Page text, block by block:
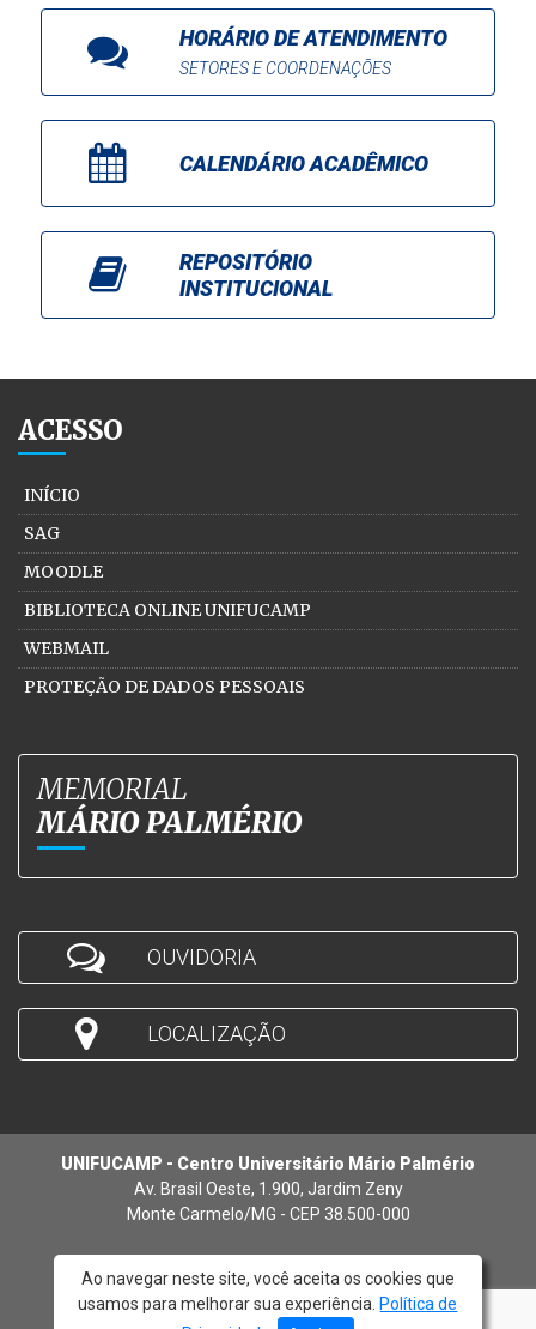
HORÁRIO DE ATENDIMENTO
SETORES E COORDENAÇÕES
CALENDÁRIO ACADÊMICO
REPOSITÓRIO
INSTITUCIONAL
ACESSO
INÍCIO
SAG
MOODLE
BIBLIOTECA ONLINE UNIFUCAMP
WEBMAIL
PROTEÇÃO DE DADOS PESSOAIS
MEMORIAL
MÁRIO PALMÉRIO
OUVIDORIA
LOCALIZAÇÃO
UNIFUCAMP - Centro Universitário Mário Palmério
Av. Brasil Oeste, 1.900, Jardim Zeny
Monte Carmelo/MG - CEP 38.500-000
© 2026 - UNIFUCAMP
Ao navegar neste site, você aceita os cookies que
usamos para melhorar sua experiência. Política de